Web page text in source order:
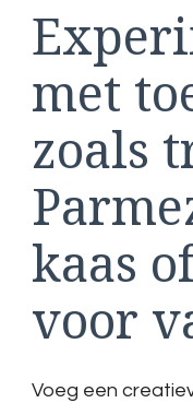
met
zoals
kaas
voor
Voeg een